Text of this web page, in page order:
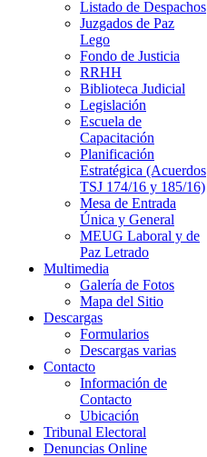
Listado de Despachos
Juzgados de Paz
Lego
Fondo de Justicia
RRHH
Biblioteca Judicial
Legislación
Escuela de
Capacitación
Planificación
Estratégica (Acuerdos
TSJ 174/16 y 185/16)
Mesa de Entrada
Única y General
MEUG Laboral y de
Paz Letrado
Multimedia
Galería de Fotos
Mapa del Sitio
Descargas
Formularios
Descargas varias
Contacto
Información de
Contacto
Ubicación
Tribunal Electoral
Denuncias Online